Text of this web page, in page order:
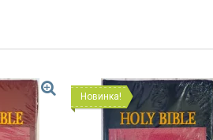
Новинка!